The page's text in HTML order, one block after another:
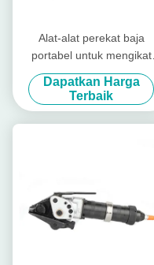
Alat-alat perekat baja
portabel untuk mengikat
gulungan baja yang mudah
dioperasikan
Dapatkan Harga
Terbaik